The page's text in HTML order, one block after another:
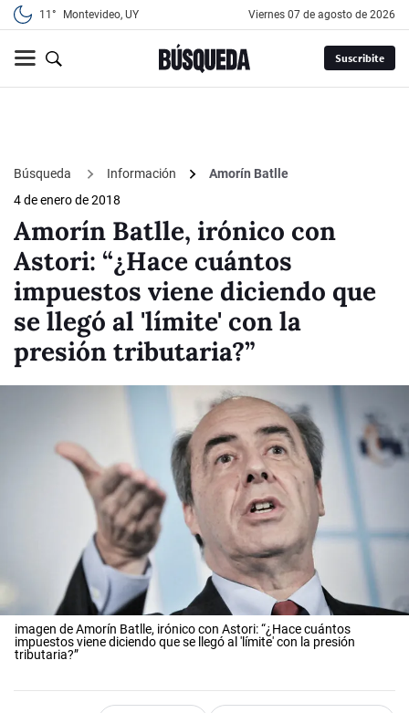
11° Montevideo, UY viernes 07 de agosto de 2026
Suscribite
Búsqueda Información
Amorín Batlle
4 de enero de 2018
Amorín Batlle, irónico con
Astori: “¿Hace cuántos
impuestos viene diciendo que
se llegó al 'límite' con la
presión tributaria?”
imagen de Amorín Batlle, irónico con Astori: “¿Hace cuántos
impuestos viene diciendo que se llegó al 'límite' con la presión
tributaria?”